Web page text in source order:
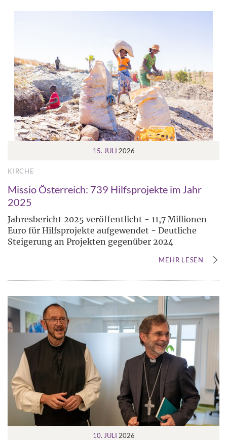
15. JULI 2026
KIRCHE
Missio Österreich: 739 Hilfsprojekte im Jahr
2025
Jahresbericht 2025 veröffentlicht - 11,7 Millionen
Euro für Hilfsprojekte aufgewendet - Deutliche
Steigerung an Projekten gegenüber 2024
MEHR LESEN
10. JULI 2026